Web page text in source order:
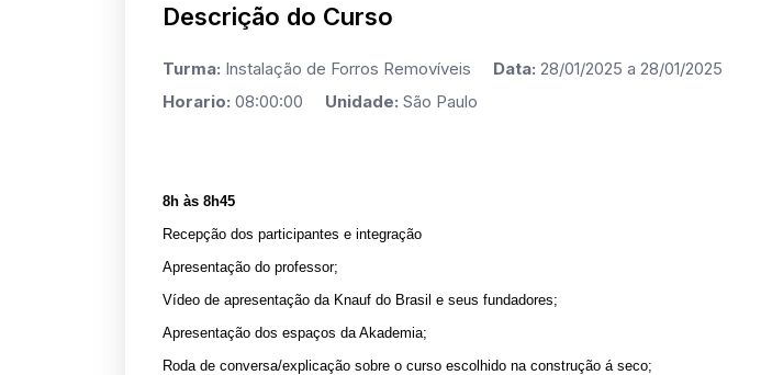
Descrição do Curso
Turma: Instalação de Forros Removíveis Data: 28/01/2025 a 28/01/2025
Horario: 08:00:00 Unidade: São Paulo
8h às 8h45
Recepção dos participantes e integração
Apresentação do professor;
Vídeo de apresentação da Knauf do Brasil e seus fundadores;
Apresentação dos espaços da Akademia;
Roda de conversa/explicação sobre o curso escolhido na construção á seco;